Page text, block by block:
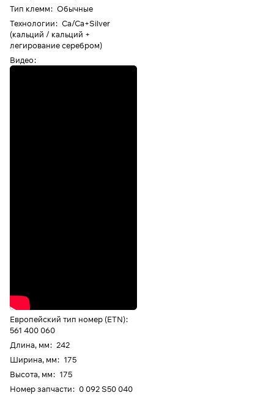
Тип клемм: Обычные
Технологии: Ca/Ca+Silver
(кальций / кальций +
легирование серебром)
Видео:
Европейский тип номер (ETN):
561 400 060
Длина, мм: 242
Ширина, мм: 175
Высота, мм: 175
Номер запчасти: 0 092 S50 040